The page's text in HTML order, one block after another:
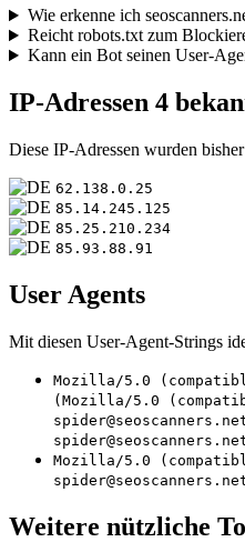
Wie erkenne ich
Reicht robots.txt zum
Kann ein Bot seinen User-
IP-Adressen 4
Diese IP-Adressen wurden
62.138.0.25
85.14.245.125
85.25.210.234
85.93.88.91
User Agents
Mit diesen User-Agent-Strings
Mozilla/5.0
(Mozilla/5.0
Mozilla/5.0
Weitere nützliche